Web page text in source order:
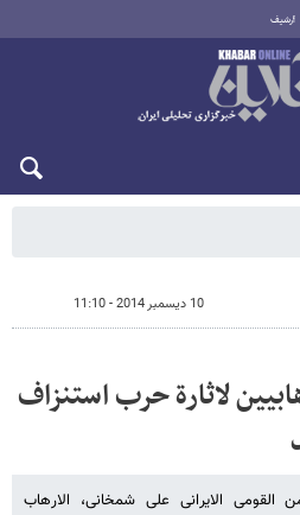
أرشيف
10 ديسمبر 2014 - 11:10
لاثارة حرب استنزاف
القومی الایرانی علی شمخانی، الارهاب